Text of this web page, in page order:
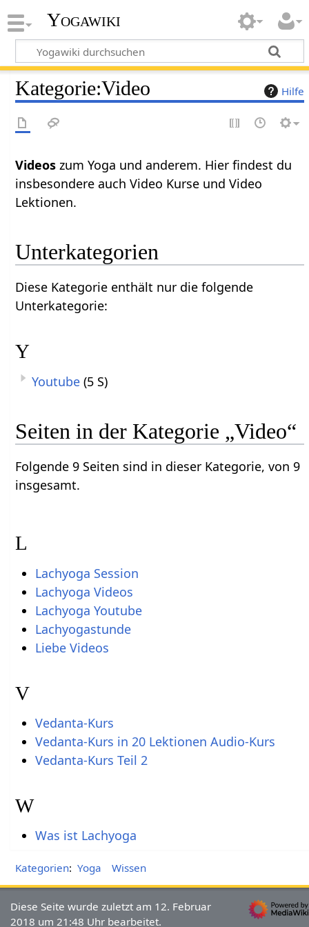
Yogawiki
Hilfe
Kategorie:Video
Videos zum Yoga und anderem. Hier findest du
insbesondere auch Video Kurse und Video
Lektionen.
Unterkategorien
Diese Kategorie enthält nur die folgende
Unterkategorie:
Y
Youtube (5 S)
Seiten in der Kategorie „Video“
Folgende 9 Seiten sind in dieser Kategorie, von 9
insgesamt.
L
Lachyoga Session
Lachyoga Videos
Lachyoga Youtube
Lachyogastunde
Liebe Videos
V
Vedanta-Kurs
Vedanta-Kurs in 20 Lektionen Audio-Kurs
Vedanta-Kurs Teil 2
W
Was ist Lachyoga
Kategorien: Yoga Wissen
Diese Seite wurde zuletzt am 12. Februar
2018 um 21:48 Uhr bearbeitet.